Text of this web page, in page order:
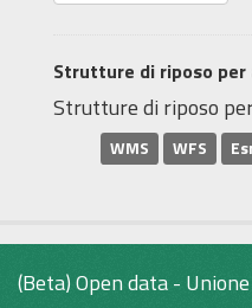
Strutture di riposo per
Strutture di riposo
WMS WFS
(Beta) Open data -